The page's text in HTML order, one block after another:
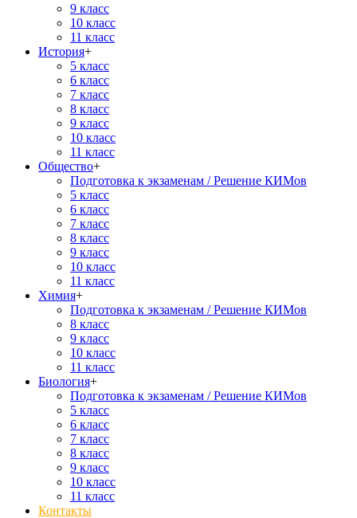
9 класс
10 класс
11 класс
История+
5 класс
6 класс
7 класс
8 класс
9 класс
10 класс
11 класс
Общество+
Подготовка к экзаменам / Решение КИМов
5 класс
6 класс
7 класс
8 класс
9 класс
10 класс
11 класс
Химия+
Подготовка к экзаменам / Решение КИМов
8 класс
9 класс
10 класс
11 класс
Биология+
Подготовка к экзаменам / Решение КИМов
5 класс
6 класс
7 класс
8 класс
9 класс
10 класс
11 класс
Контакты